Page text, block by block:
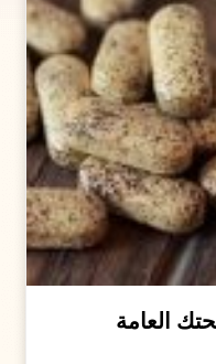
العامة